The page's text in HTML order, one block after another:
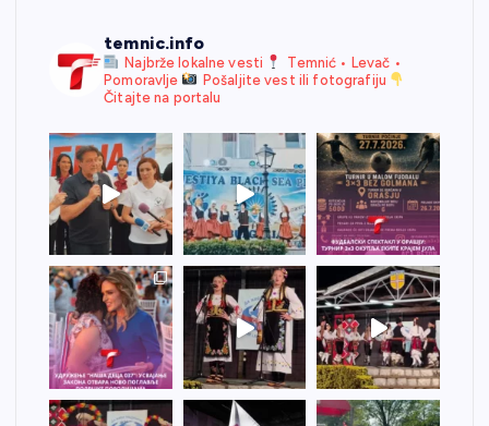
temnic.info
Najbrže lokalne vesti
Temnić • Levač •
Pomoravlje
Pošaljite vest ili fotografiju
Čitajte na portalu